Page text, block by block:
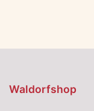
Waldorfshop